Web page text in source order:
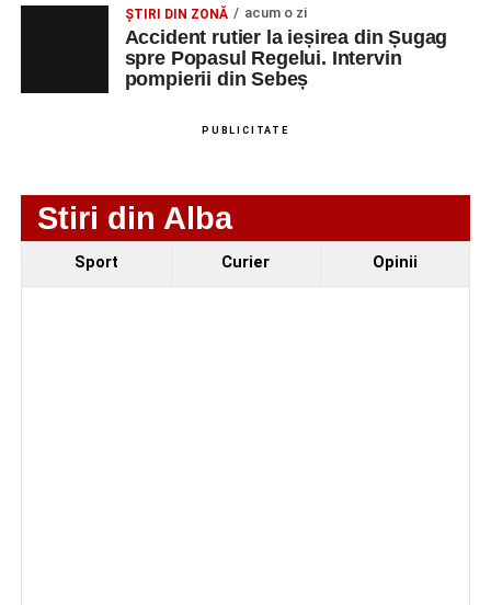
Fest, la Cetatea Greavilor din Gârbova
ȘTIRI DIN ZONĂ acum o zi
Accident rutier la ieșirea din Șugag
spre Popasul Regelui. Intervin
pompierii din Sebeș
PUBLICITATE
Stiri din Alba
Sport Curier Opinii